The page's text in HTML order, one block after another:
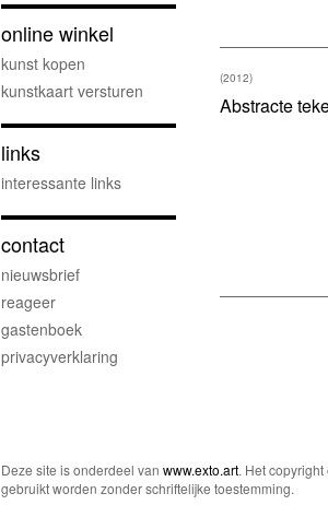
Abstracte
(2012)
online winkel
kunst kopen
kunstkaart versturen
links
interessante links
contact
nieuwsbrief
reageer
gastenboek
privacyverklaring
Deze site is onderdeel van www.exto.art. Het
gebruikt worden zonder schriftelijke toestemming.